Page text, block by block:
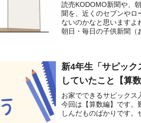
読売KODOMO新聞や、
聞を、近くのセブンやロ
ないのかなと思いますよ
朝日・毎日の子供新聞（
的にコンビニや駅の売店
新4年生「サピック
していたこと【算
お家でできるサピックス
今回は【算数編】です。
しんだものばかりです。